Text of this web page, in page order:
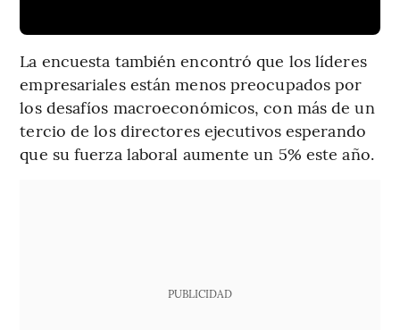
La encuesta también encontró que los líderes
empresariales están menos preocupados por
los desafíos macroeconómicos, con más de un
tercio de los directores ejecutivos esperando
que su fuerza laboral aumente un 5% este año.
PUBLICIDAD